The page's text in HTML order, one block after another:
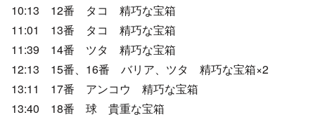
10:13 12番 タコ 精巧な宝箱
11:01 13番 タコ 精巧な宝箱
11:39 14番 ツタ 精巧な宝箱
12:13 15番、16番 バリア、ツタ 精巧な宝箱×2
13:11 17番 アンコウ 精巧な宝箱
13:40 18番 球 貴重な宝箱